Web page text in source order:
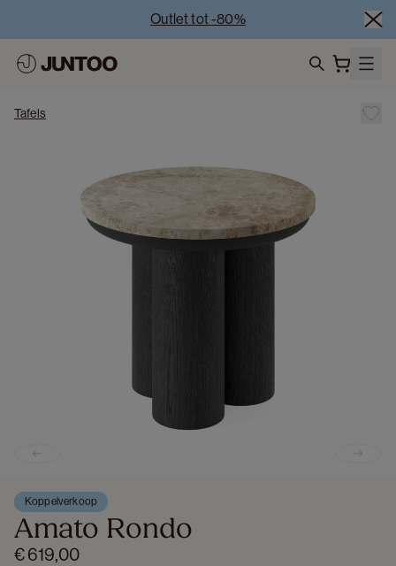
Outlet tot -80%
Uitverkoop van showroommodellen – Bezoek onze
showrooms
Koppelverkoop -50% bij aankoop van minstens 2
meubelstukken
Tafels
Koppelverkoop
Amato Rondo
€ 619,00